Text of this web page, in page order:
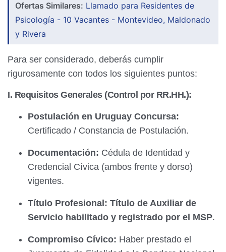
Ofertas Similares: Llamado para Residentes de
Psicología - 10 Vacantes - Montevideo, Maldonado
y Rivera
Para ser considerado, deberás cumplir
rigurosamente con todos los siguientes puntos:
I. Requisitos Generales (Control por RR.HH.):
Postulación en Uruguay Concursa:
Certificado / Constancia de Postulación.
Documentación: Cédula de Identidad y
Credencial Cívica (ambos frente y dorso)
vigentes.
Título Profesional: Título de Auxiliar de
Servicio habilitado y registrado por el MSP.
Compromiso Cívico: Haber prestado el